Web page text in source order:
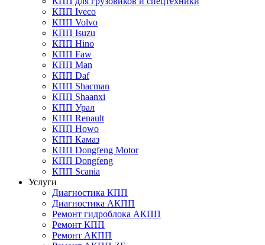
КПП Iveco
КПП Volvo
КПП Isuzu
КПП Hino
КПП Faw
КПП Man
КПП Daf
КПП Shacman
КПП Shaanxi
КПП Урал
КПП Renault
КПП Howo
КПП Камаз
КПП Dongfeng Motor
КПП Dongfeng
КПП Scania
Услуги
Диагностика КПП
Диагностика АКПП
Ремонт гидроблока АКПП
Ремонт КПП
Ремонт АКПП